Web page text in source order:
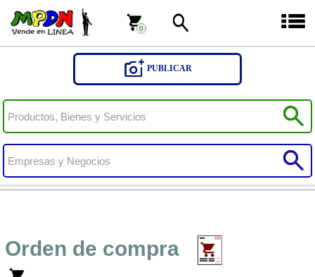
0
PUBLICAR
0
Orden de compra